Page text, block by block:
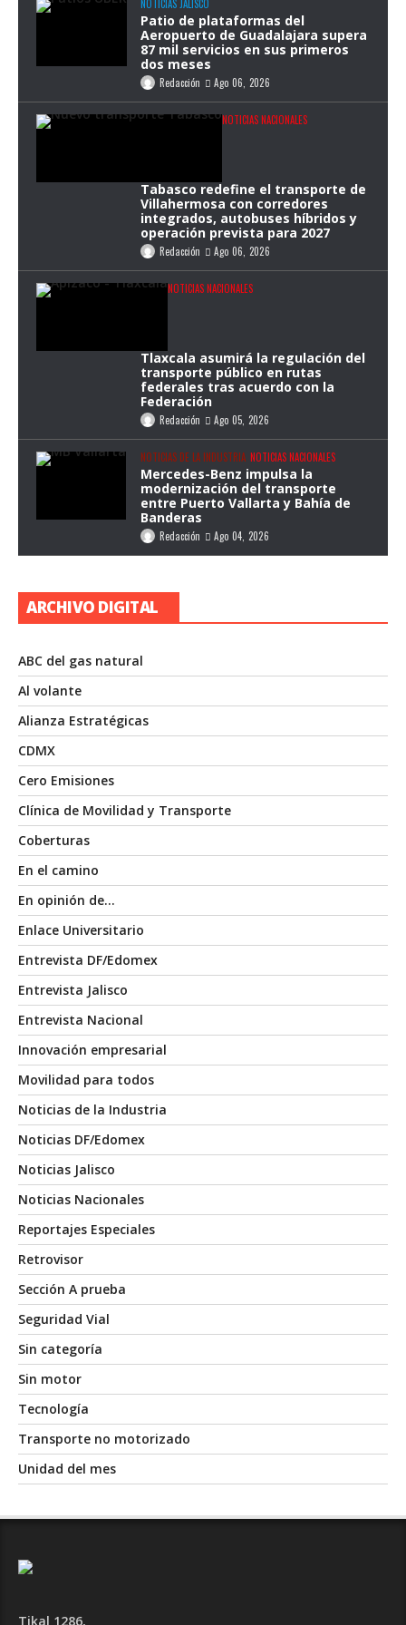
NOTICIAS JALISCO
Patio de plataformas del
Aeropuerto de Guadalajara supera
87 mil servicios en sus primeros
dos meses
Redacción Ago 06, 2026
NOTICIAS NACIONALES
Tabasco redefine el transporte de
Villahermosa con corredores
integrados, autobuses híbridos y
operación prevista para 2027
Redacción Ago 06, 2026
NOTICIAS NACIONALES
Tlaxcala asumirá la regulación del
transporte público en rutas
federales tras acuerdo con la
Federación
Redacción Ago 05, 2026
NOTICIAS DE LA INDUSTRIA NOTICIAS NACIONALES
Mercedes-Benz impulsa la
modernización del transporte
entre Puerto Vallarta y Bahía de
Banderas
Redacción Ago 04, 2026
ARCHIVO DIGITAL
ABC del gas natural
Al volante
Alianza Estratégicas
CDMX
Cero Emisiones
Clínica de Movilidad y Transporte
Coberturas
En el camino
En opinión de…
Enlace Universitario
Entrevista DF/Edomex
Entrevista Jalisco
Entrevista Nacional
Innovación empresarial
Movilidad para todos
Noticias de la Industria
Noticias DF/Edomex
Noticias Jalisco
Noticias Nacionales
Reportajes Especiales
Retrovisor
Sección A prueba
Seguridad Vial
Sin categoría
Sin motor
Tecnología
Transporte no motorizado
Unidad del mes
Tikal 1286,